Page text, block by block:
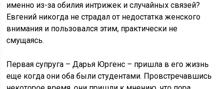
именно из-за обилия интрижек и случайных связей?
Евгений никогда не страдал от недостатка женского
внимания и пользовался этим, практически не
смущаясь.
Первая супруга – Дарья Юргенс – пришла в его жизнь
еще когда они оба были студентами. Провстречавшись